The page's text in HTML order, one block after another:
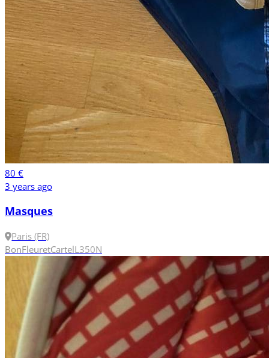
80 €
3 years ago
Masques
Paris (FR)
BonFleuretCartelL350N